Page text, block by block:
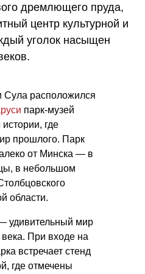
дремлющего пруда,
центр культурной и
уголок насыщен
Сула расположился
парк-музей
где
прошлого. Парк
от Минска — в
в небольшом
области.
удивительный мир
При входе на
встречает стенд
где отмечены